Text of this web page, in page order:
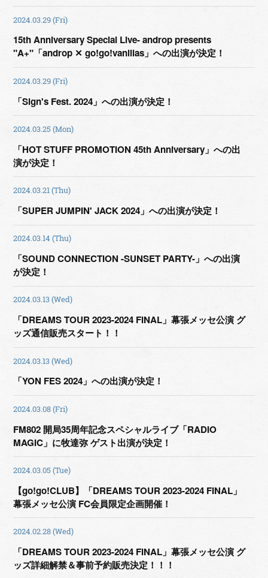
2024.03.29 (Fri)
15th Anniversary Special Live- androp presents
"A+"「androp ✕ go!go!vanillas」への出演が決定！
2024.03.29 (Fri)
「Sign's Fest. 2024」への出演が決定！
2024.03.25 (Mon)
「HOT STUFF PROMOTION 45th Anniversary」への出
演が決定！
2024.03.21 (Thu)
「SUPER JUMPIN' JACK 2024」への出演が決定！
2024.03.14 (Thu)
「SOUND CONNECTION -SUNSET PARTY-」への出演
が決定！
2024.03.13 (Wed)
「DREAMS TOUR 2023-2024 FINAL」幕張メッセ公演 グ
ッズ通信販売スタート！！
2024.03.13 (Wed)
「YON FES 2024」への出演が決定！
2024.03.08 (Fri)
FM802 開局35周年記念スペシャルライブ「RADIO
MAGIC」に牧達弥 ゲスト出演が決定！
2024.03.05 (Tue)
【go!go!CLUB】「DREAMS TOUR 2023-2024 FINAL」
幕張メッセ公演 FC会員限定企画開催！
2024.02.28 (Wed)
「DREAMS TOUR 2023-2024 FINAL」幕張メッセ公演 グ
ッズ詳細解禁＆事前予約販売決定！！！